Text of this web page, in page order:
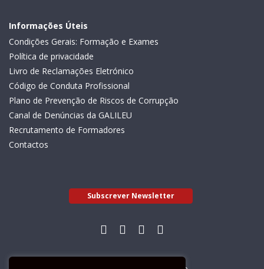
Informações Úteis
Condições Gerais: Formação e Exames
Política de privacidade
Livro de Reclamações Eletrónico
Código de Conduta Profissional
Plano de Prevenção de Riscos de Corrupção
Canal de Denúncias da GALILEU
Recrutamento de Formadores
Contactos
Subscrever Newsletter